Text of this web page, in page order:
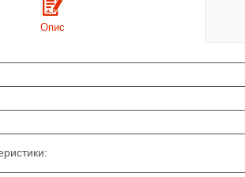
Опис